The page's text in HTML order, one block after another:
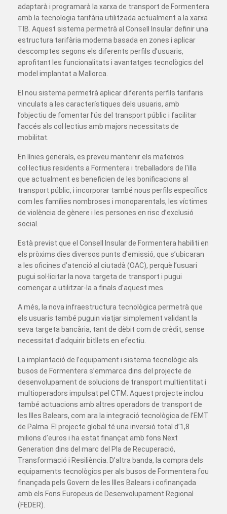
adaptarà i programarà la xarxa de transport de Formentera
amb la tecnologia tarifària utilitzada actualment a la xarxa
TIB. Aquest sistema permetrà al Consell Insular definir una
estructura tarifària moderna basada en zones i aplicar
descomptes segons els diferents perfils d’usuaris,
aprofitant les funcionalitats i avantatges tecnològics del
model implantat a Mallorca.
El nou sistema permetrà aplicar diferents perfils tarifaris
vinculats a les característiques dels usuaris, amb
l’objectiu de fomentar l’ús del transport públic i facilitar
l’accés als col·lectius amb majors necessitats de
mobilitat.
En línies generals, es preveu mantenir els mateixos
col·lectius residents a Formentera i treballadors de l'illa
que actualment es beneficien de les bonificacions al
transport públic, i incorporar també nous perfils específics
com les famílies nombroses i monoparentals, les víctimes
de violència de gènere i les persones en risc d’exclusió
social.
Està previst que el Consell Insular de Formentera habiliti en
els pròxims dies diversos punts d’emissió, que s’ubicaran
a les oficines d’atenció al ciutadà (OAC), perquè l’usuari
pugui sol·licitar la nova targeta de transport i pugui
començar a utilitzar-la a finals d’aquest mes.
A més, la nova infraestructura tecnològica permetrà que
els usuaris també puguin viatjar simplement validant la
seva targeta bancària, tant de dèbit com de crèdit, sense
necessitat d’adquirir bitllets en efectiu.
La implantació de l’equipament i sistema tecnològic als
busos de Formentera s’emmarca dins del projecte de
desenvolupament de solucions de transport multientitat i
multioperadors impulsat pel CTM. Aquest projecte inclou
també actuacions amb altres operadors de transport de
les Illes Balears, com ara la integració tecnològica de l’EMT
de Palma. El projecte global té una inversió total d’1,8
milions d’euros i ha estat finançat amb fons Next
Generation dins del marc del Pla de Recuperació,
Transformació i Resiliència. D’altra banda, la compra dels
equipaments tecnològics per als busos de Formentera fou
finançada pels Govern de les Illes Balears i cofinançada
amb els Fons Europeus de Desenvolupament Regional
(FEDER).